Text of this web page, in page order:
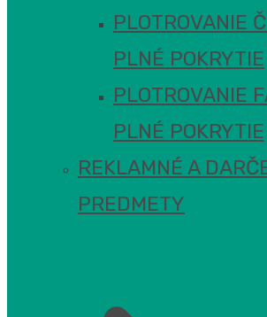
PLOTROVANIE
PLNÉ POKRYTIE
PLOTROVANIE
PLNÉ POKRYTIE
REKLAMNÉ A
PREDMETY